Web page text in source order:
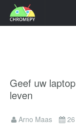
Geef uw
leven
Arno Maas